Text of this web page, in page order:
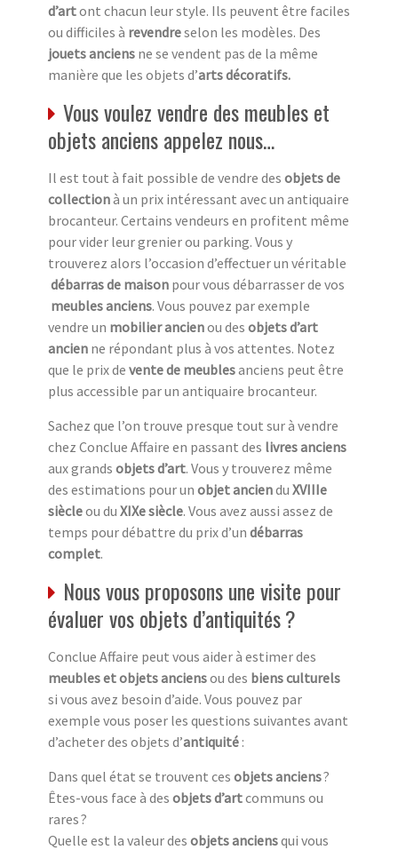
d’artont chacun leur style. Ils peuvent être faciles
ou difficiles à revendreselon les modèles. Des
jouets anciens ne se vendent pas de la même
manière que les objets d’arts décoratifs.
Vous voulez vendre des meubles et
objets anciens appelez nous…
Il est tout à fait possible de vendre des objets de
collectionà un prix intéressant avec un antiquaire
brocanteur. Certains vendeurs en profitent même
pour vider leur grenier ou parking. Vous y
trouverez alors l’occasion d’effectuer un véritable
débarras de maison pour vous débarrasser de vos
meubles anciens. Vous pouvez par exemple
vendre un mobilier ancienou des objets d’art
ancien ne répondant plus à vos attentes. Notez
que le prix de vente de meublesanciens peut être
plus accessible par un antiquaire brocanteur.
Sachez que l’on trouve presque tout sur à vendre
chez Conclue Affaire en passant des livres anciens
aux grands objets d’art. Vous y trouverez même
des estimations pour un objet anciendu XVIIIe
siècleou du XIXe siècle. Vous avez aussi assez de
temps pour débattre du prix d’un débarras
complet.
Nous vous proposons une visite pour
évaluer vos objets d’antiquités ?
Conclue Affaire peut vous aider à estimer des
meubles et objets anciensou des biens culturels
si vous avez besoin d’aide. Vous pouvez par
exemple vous poser les questions suivantes avant
d’acheter des objets d’antiquité :
Dans quel état se trouvent ces objets anciens?
Êtes-vous face à des objets d’artcommuns ou
rares ?
Quelle est la valeur des objets anciensqui vous